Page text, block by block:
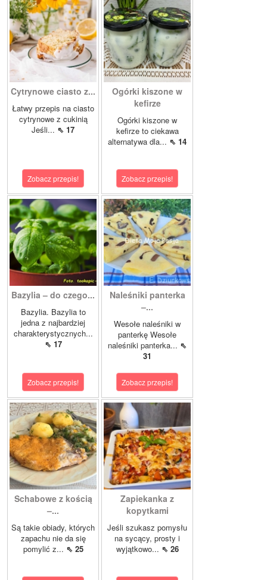
Cytrynowe ciasto z...
Łatwy przepis na ciasto
cytrynowe z cukinią
Jeśli... ⇖ 17
Zobacz przepis!
Ogórki kiszone w
kefirze
Ogórki kiszone w
kefirze to ciekawa
alternatywa dla... ⇖ 14
Zobacz przepis!
Bazylia – do czego...
Bazylia. Bazylia to
jedna z najbardziej
charakterystycznych...
⇖ 17
Zobacz przepis!
Naleśniki panterka
–...
Wesołe naleśniki w
panterkę Wesołe
naleśniki panterka... ⇖
31
Zobacz przepis!
Schabowe z kością
–...
Są takie obiady, których
zapachu nie da się
pomylić z... ⇖ 25
Zapiekanka z
kopytkami
Jeśli szukasz pomysłu
na sycący, prosty i
wyjątkowo... ⇖ 26